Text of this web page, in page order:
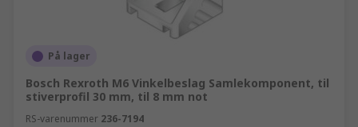
På lager
Bosch Rexroth M6 Vinkelbeslag Samlekomponent, til
stiverprofil 30 mm, til 8 mm not
RS-varenummer 236-7194